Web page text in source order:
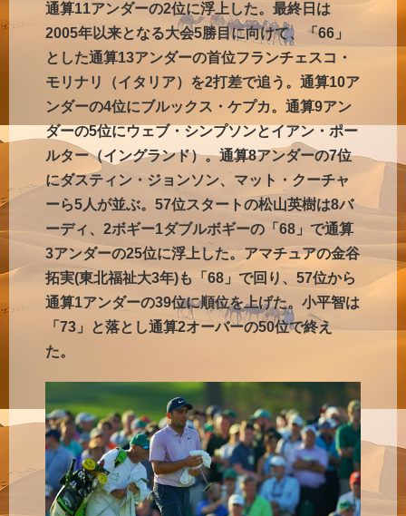
通算11アンダーの2位に浮上した。最終日は
2005年以来となる大会5勝目に向けて、「66」
とした通算13アンダーの首位フランチェスコ・
モリナリ（イタリア）を2打差で追う。通算10ア
ンダーの4位にブルックス・ケプカ。通算9アン
ダーの5位にウェブ・シンプソンとイアン・ポー
ルター（イングランド）。通算8アンダーの7位
にダスティン・ジョンソン、マット・クーチャ
ーら5人が並ぶ。57位スタートの松山英樹は8バ
ーディ、2ボギー1ダブルボギーの「68」で通算
3アンダーの25位に浮上した。アマチュアの金谷
拓実(東北福祉大3年)も「68」で回り、57位から
通算1アンダーの39位に順位を上げた。小平智は
「73」と落とし通算2オーバーの50位で終え
た。